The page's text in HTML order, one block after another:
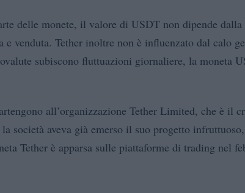
delle monete, il valore di USDT non dipende dalla
e venduta. Tether inoltre non è influenzato dal calo
subiscono fluttuazioni giornaliere, la moneta
all’organizzazione Tether Limited, che è il
società aveva già emerso il suo progetto
Tether è apparsa sulle piattaforme di trading nel